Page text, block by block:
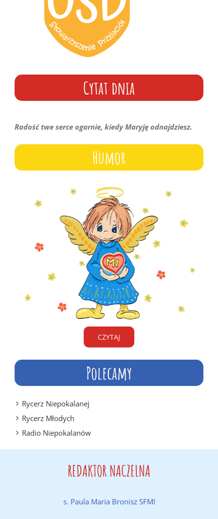
Cytat dnia
Radość twe serce ogarnie, kiedy Maryję odnajdziesz.
Humor
CZYTAJ
Polecamy
Rycerz Niepokalanej
Rycerz Młodych
Radio Niepokalanów
REDAKTOR NACZELNA
s. Paula Maria Bronisz SFMI